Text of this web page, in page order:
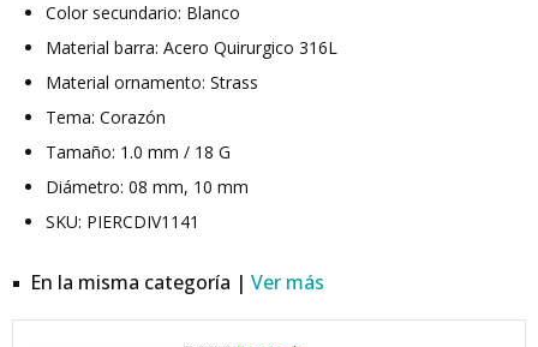
Color secundario: Blanco
Material barra: Acero Quirurgico 316L
Material ornamento: Strass
Tema: Corazón
Tamaño: 1.0 mm / 18 G
Diámetro: 08 mm, 10 mm
SKU: PIERCDIV1141
En la misma categoría | Ver más